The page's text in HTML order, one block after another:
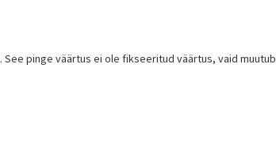
pinge väärtus ei ole fikseeritud väärtus, vaid muutub